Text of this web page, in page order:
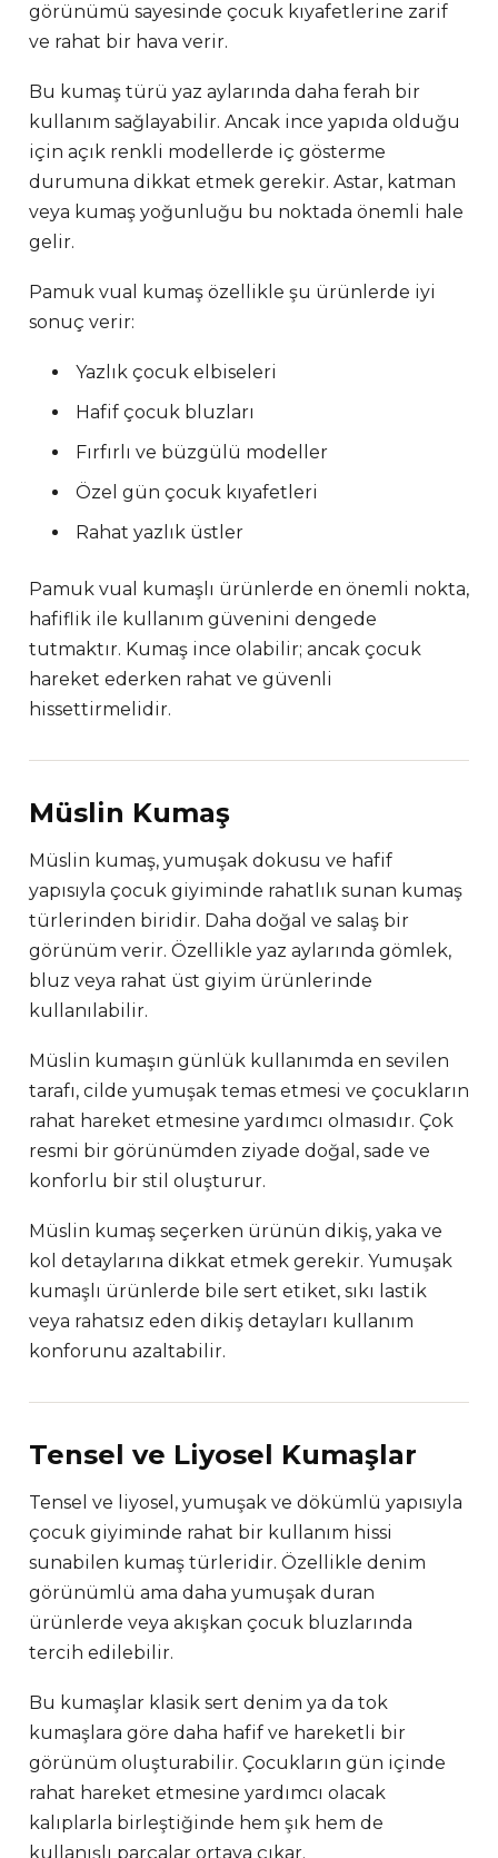
görünümü sayesinde çocuk kıyafetlerine zarif
ve rahat bir hava verir.
Bu kumaş türü yaz aylarında daha ferah bir
kullanım sağlayabilir. Ancak ince yapıda olduğu
için açık renkli modellerde iç gösterme
durumuna dikkat etmek gerekir. Astar, katman
veya kumaş yoğunluğu bu noktada önemli hale
gelir.
Pamuk vual kumaş özellikle şu ürünlerde iyi
sonuç verir:
Yazlık çocuk elbiseleri
Hafif çocuk bluzları
Fırfırlı ve büzgülü modeller
Özel gün çocuk kıyafetleri
Rahat yazlık üstler
Pamuk vual kumaşlı ürünlerde en önemli nokta,
hafiflik ile kullanım güvenini dengede
tutmaktır. Kumaş ince olabilir; ancak çocuk
hareket ederken rahat ve güvenli
hissettirmelidir.
Müslin Kumaş
Müslin kumaş, yumuşak dokusu ve hafif
yapısıyla çocuk giyiminde rahatlık sunan kumaş
türlerinden biridir. Daha doğal ve salaş bir
görünüm verir. Özellikle yaz aylarında gömlek,
bluz veya rahat üst giyim ürünlerinde
kullanılabilir.
Müslin kumaşın günlük kullanımda en sevilen
tarafı, cilde yumuşak temas etmesi ve çocukların
rahat hareket etmesine yardımcı olmasıdır. Çok
resmi bir görünümden ziyade doğal, sade ve
konforlu bir stil oluşturur.
Müslin kumaş seçerken ürünün dikiş, yaka ve
kol detaylarına dikkat etmek gerekir. Yumuşak
kumaşlı ürünlerde bile sert etiket, sıkı lastik
veya rahatsız eden dikiş detayları kullanım
konforunu azaltabilir.
Tensel ve Liyosel Kumaşlar
Tensel ve liyosel, yumuşak ve dökümlü yapısıyla
çocuk giyiminde rahat bir kullanım hissi
sunabilen kumaş türleridir. Özellikle denim
görünümlü ama daha yumuşak duran
ürünlerde veya akışkan çocuk bluzlarında
tercih edilebilir.
Bu kumaşlar klasik sert denim ya da tok
kumaşlara göre daha hafif ve hareketli bir
görünüm oluşturabilir. Çocukların gün içinde
rahat hareket etmesine yardımcı olacak
kalıplarla birleştiğinde hem şık hem de
kullanışlı parçalar ortaya çıkar.